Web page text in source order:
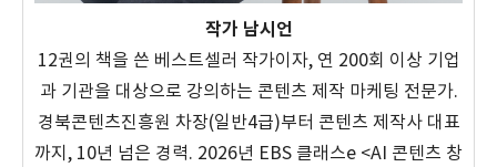
작가 남시언
12권의 책을 쓴 베스트셀러 작가이자, 연 200회 이상 기업
과 기관을 대상으로 강의하는 콘텐츠 제작 마케팅 전문가.
경북콘텐츠진흥원 차장(일반4급)부터 콘텐츠 제작사 대표
까지, 10년 넘은 경력. 2026년 EBS 클래스e <AI 콘텐츠 창